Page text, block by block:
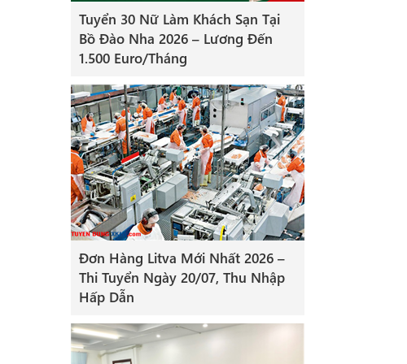
Tuyển 30 Nữ Làm Khách Sạn Tại
Bồ Đào Nha 2026 – Lương Đến
1.500 Euro/Tháng
Đơn Hàng Litva Mới Nhất 2026 –
Thi Tuyển Ngày 20/07, Thu Nhập
Hấp Dẫn